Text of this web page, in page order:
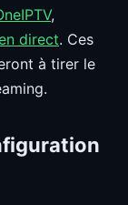
,
direct. Ces
à tirer le